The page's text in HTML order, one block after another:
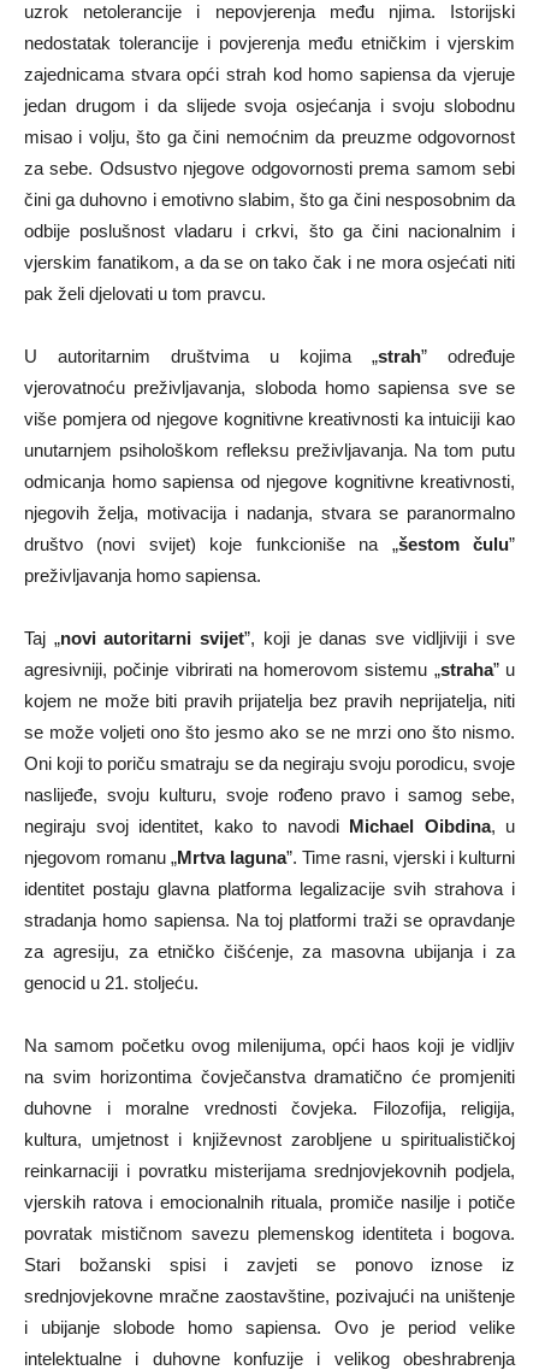
uzrok netolerancije i nepovjerenja među njima. Istorijski
nedostatak tolerancije i povjerenja među etničkim i vjerskim
zajednicama stvara opći strah kod homo sapiensa da vjeruje
jedan drugom i da slijede svoja osjećanja i svoju slobodnu
misao i volju, što ga čini nemoćnim da preuzme odgovornost
za sebe. Odsustvo njegove odgovornosti prema samom sebi
čini ga duhovno i emotivno slabim, što ga čini nesposobnim da
odbije poslušnost vladaru i crkvi, što ga čini nacionalnim i
vjerskim fanatikom, a da se on tako čak i ne mora osjećati niti
pak želi djelovati u tom pravcu.
U autoritarnim društvima u kojima „strah” određuje
vjerovatnoću preživljavanja, sloboda homo sapiensa sve se
više pomjera od njegove kognitivne kreativnosti ka intuiciji kao
unutarnjem psihološkom refleksu preživljavanja. Na tom putu
odmicanja homo sapiensa od njegove kognitivne kreativnosti,
njegovih želja, motivacija i nadanja, stvara se paranormalno
društvo (novi svijet) koje funkcioniše na „šestom čulu”
preživljavanja homo sapiensa.
Taj „novi autoritarni svijet”, koji je danas sve vidljiviji i sve
agresivniji, počinje vibrirati na homerovom sistemu „straha” u
kojem ne može biti pravih prijatelja bez pravih neprijatelja, niti
se može voljeti ono što jesmo ako se ne mrzi ono što nismo.
Oni koji to poriču smatraju se da negiraju svoju porodicu, svoje
naslijeđe, svoju kulturu, svoje rođeno pravo i samog sebe,
negiraju svoj identitet, kako to navodi Michael Oibdina, u
njegovom romanu „Mrtva laguna”. Time rasni, vjerski i kulturni
identitet postaju glavna platforma legalizacije svih strahova i
stradanja homo sapiensa. Na toj platformi traži se opravdanje
za agresiju, za etničko čišćenje, za masovna ubijanja i za
genocid u 21. stoljeću.
Na samom početku ovog milenijuma, opći haos koji je vidljiv
na svim horizontima čovječanstva dramatično će promjeniti
duhovne i moralne vrednosti čovjeka. Filozofija, religija,
kultura, umjetnost i književnost zarobljene u spiritualističkoj
reinkarnaciji i povratku misterijama srednjovjekovnih podjela,
vjerskih ratova i emocionalnih rituala, promiče nasilje i potiče
povratak mističnom savezu plemenskog identiteta i bogova.
Stari božanski spisi i zavjeti se ponovo iznose iz
srednjovjekovne mračne zaostavštine, pozivajući na uništenje
i ubijanje slobode homo sapiensa. Ovo je period velike
intelektualne i duhovne konfuzije i velikog obeshrabrenja